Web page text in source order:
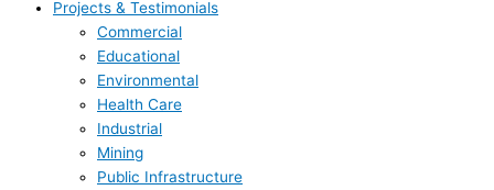
Projects & Testimonials
Commercial
Educational
Environmental
Health Care
Industrial
Mining
Public Infrastructure